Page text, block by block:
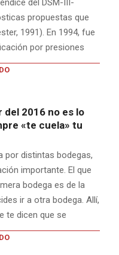
del DSM-III-
propuestas que
1991). En 1994, fue
por presiones
del 2016 no es lo
«te cuela» tu
por distintas bodegas,
importante. El que
bodega es de la
ir a otra bodega. Allí,
te dicen que se